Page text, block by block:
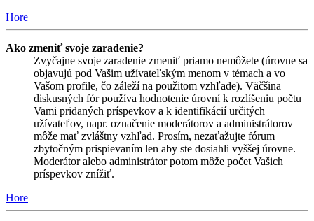
Hore
Ako zmeniť svoje zaradenie?
Zvyčajne svoje zaradenie zmeniť priamo nemôžete (úrovne sa
objavujú pod Vašim užívateľským menom v témach a vo
Vašom profile, čo záleží na použitom vzhľade). Väčšina
diskusných fór používa hodnotenie úrovní k rozlíšeniu počtu
Vami pridaných príspevkov a k identifikácií určitých
užívateľov, napr. označenie moderátorov a administrátorov
môže mať zvláštny vzhľad. Prosím, nezaťažujte fórum
zbytočným prispievaním len aby ste dosiahli vyššej úrovne.
Moderátor alebo administrátor potom môže počet Vašich
príspevkov znížiť.
Hore